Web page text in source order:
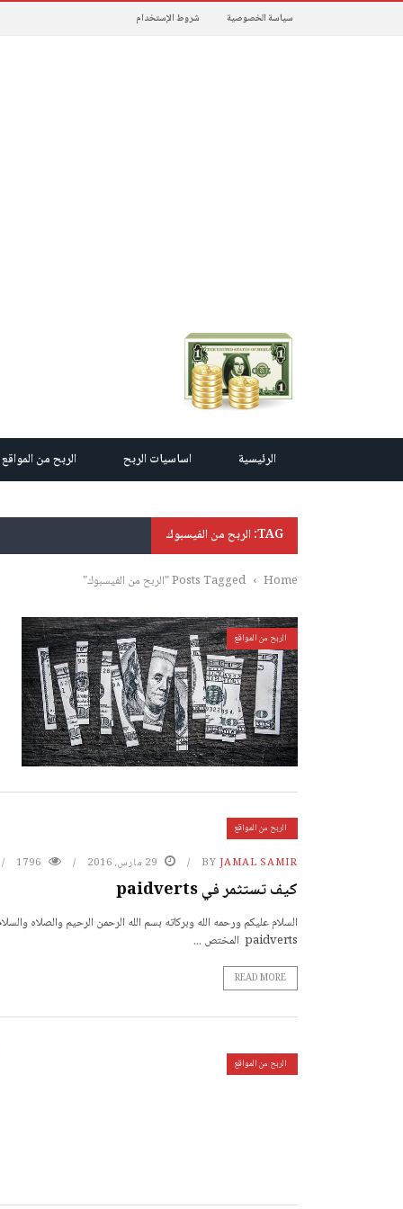
سياسة الخصوصية شروط الإستخدام
الرئيسية اساسيات الربح الربح من المواقع
TAG: الربح من الفيسبوك
Home
› Posts Tagged "الربح من الفيسبوك"
الربح من المواقع
الربح من المواقع
BY JAMAL SAMIR 29 مارس، 2016 1796
كيف تستثمر في paidverts
السلام عليكم ورحمه الله وبركاته بسم الله الرحمن الرحيم والصلاه
paidverts المختص ...
READ MORE
الربح من المواقع